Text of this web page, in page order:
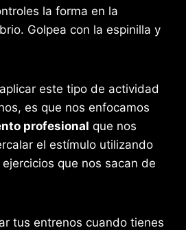
la forma en la
Golpea con la espinilla y
este tipo de actividad
es que nos enfocamos
profesional que nos
el estímulo utilizando
que nos sacan de
tus entrenos cuando tienes